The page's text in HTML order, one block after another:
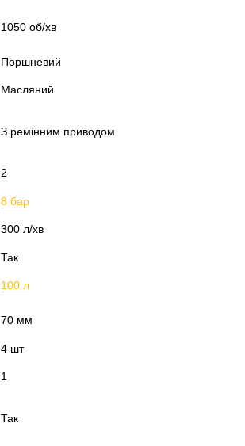
1050 об/хв
Поршневий
Масляний
З ремінним приводом
2
8 бар
300 л/хв
Так
100 л
70 мм
4 шт
1
Так